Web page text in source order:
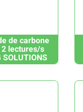
de carbone
lectures/s
SOLUTIONS